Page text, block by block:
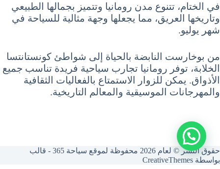
في الختام، تتنوع مدن رومانيا وتتميز بجمالها الطبيعي
وتاريخها العريق، مما يجعلها وجهة مثالية للسياحة في
شهر يوليو.
من بوخارست النابضة بالحياة إلى شواطئ كونستانتسا
الخلابة، توفر رومانيا تجارب سياحية فريدة تناسب جميع
الأذواق. يمكن للزوار الاستمتاع بالفعاليات الثقافية
والمهرجانات الموسيقية والمعالم التاريخية.
حقوق النشر © لعام 2026 محفوظة لموقع سياحة 365 - قالب
بواسطة CreativeThemes